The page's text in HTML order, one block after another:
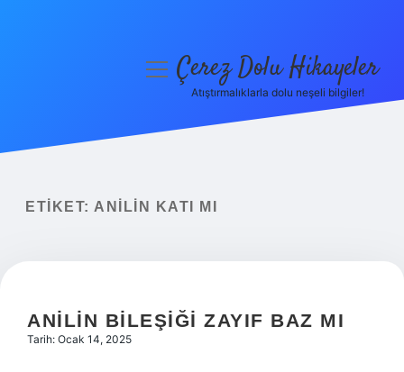
Yasal Uyarı
menüyüÇerez Dolu Hikayeler
Atıştırmalıklarla dolu neşeli bilgiler!
ETIKET: ANILIN KATI MI
ANILIN BILEŞIĞI ZAYIF BAZ MI
Tarih: Ocak 14, 2025